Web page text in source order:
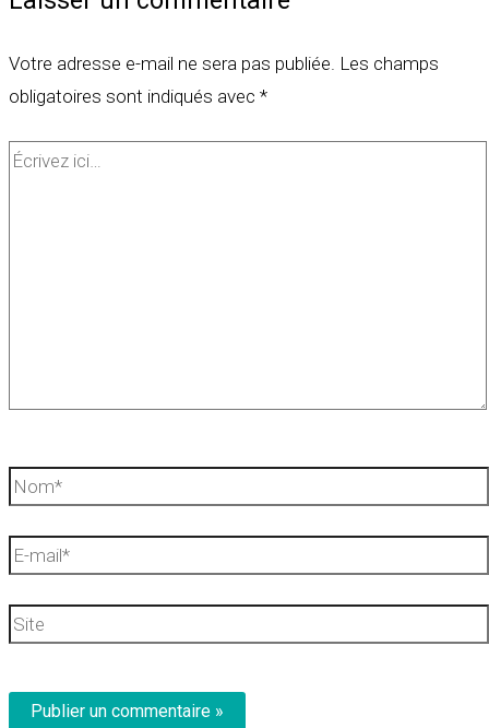
Votre adresse e-mail ne sera pas publiée. Les champs
obligatoires sont indiqués avec *
Écrivez
Nom*
E-
Site